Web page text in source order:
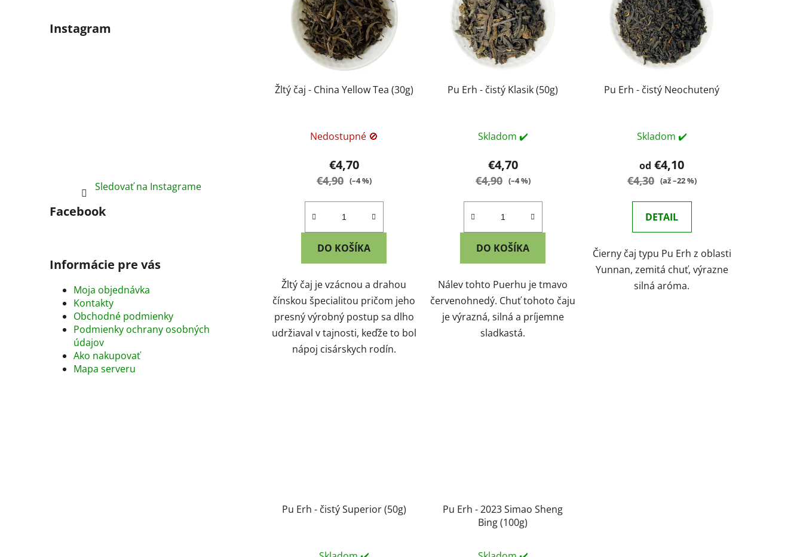
Instagram
Sledovať na Instagrame
Facebook
Informácie pre vás
Moja objednávka
Kontakty
Obchodné podmienky
Podmienky ochrany osobných
údajov
Ako nakupovať
Mapa serveru
Žltý čaj - China Yellow Tea (30g)
Nedostupné 🚫
€4,70
€4,90 (–4 %)
DO KOŠÍKA
Žltý čaj je vzácnou a drahou
čínskou špecialitou pričom jeho
presný výrobný postup sa dlho
udržiaval v tajnosti, keďže to bol
nápoj cisárskych rodín.
Pu Erh - čistý Klasik (50g)
Skladom ✔️
€4,70
€4,90 (–4 %)
DO KOŠÍKA
Nálev tohto Puerhu je tmavo
červenohnedý. Chuť tohoto čaju
je výrazná, silná a príjemne
sladkastá.
Pu Erh - čistý Neochutený
Skladom ✔️
od €4,10
€4,30 (až –22 %)
DETAIL
Čierny čaj typu Pu Erh z oblasti
Yunnan, zemitá chuť, výrazne
silná aróma.
Pu Erh - čistý Superior (50g)
Pu Erh - 2023 Simao Sheng
Bing (100g)